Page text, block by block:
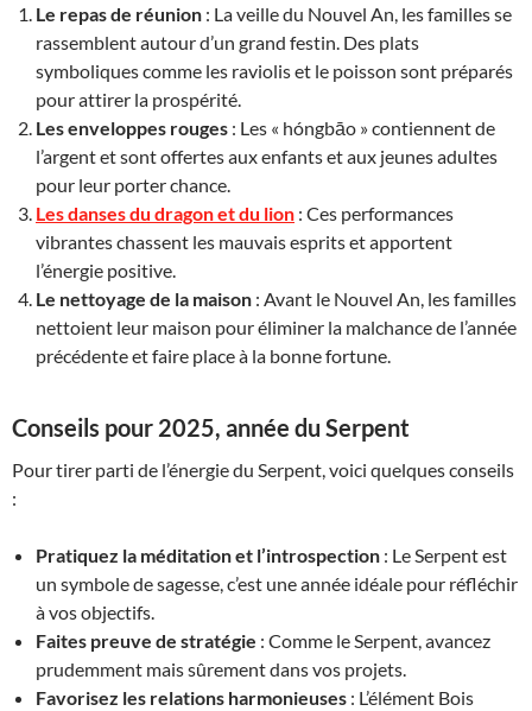
Le repas de réunion : La veille du Nouvel An, les familles se
rassemblent autour d’un grand festin. Des plats
symboliques comme les raviolis et le poisson sont préparés
pour attirer la prospérité.
Les enveloppes rouges : Les « hóngbāo » contiennent de
l’argent et sont offertes aux enfants et aux jeunes adultes
pour leur porter chance.
Les danses du dragon et du lion : Ces performances
vibrantes chassent les mauvais esprits et apportent
l’énergie positive.
Le nettoyage de la maison : Avant le Nouvel An, les familles
nettoient leur maison pour éliminer la malchance de l’année
précédente et faire place à la bonne fortune.
Conseils pour 2025, année du Serpent
Pour tirer parti de l’énergie du Serpent, voici quelques conseils
:
Pratiquez la méditation et l’introspection : Le Serpent est
un symbole de sagesse, c’est une année idéale pour réfléchir
à vos objectifs.
Faites preuve de stratégie : Comme le Serpent, avancez
prudemment mais sûrement dans vos projets.
Favorisez les relations harmonieuses : L’élément Bois